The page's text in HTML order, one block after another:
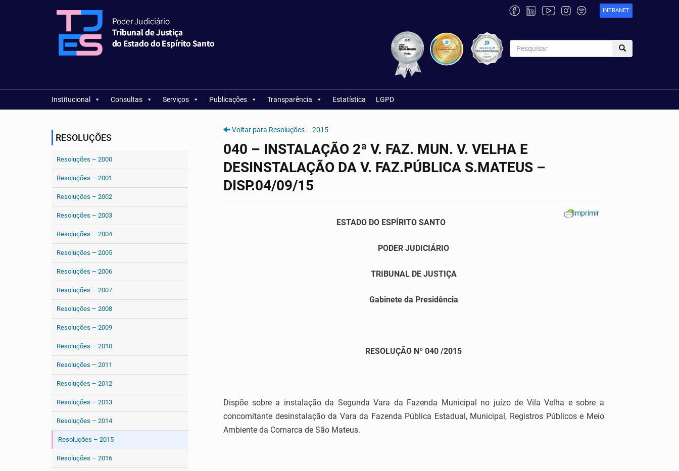
INTRANET
Institucional Consultas Serviços Publicações Transparência Estatística LGPD
RESOLUÇÕES
Resoluções – 2000
Resoluções – 2001
Resoluções – 2002
Resoluções – 2003
Resoluções – 2004
Resoluções – 2005
Resoluções – 2006
Resoluções – 2007
Resoluções – 2008
Resoluções – 2009
Resoluções – 2010
Resoluções – 2011
Resoluções – 2012
Resoluções – 2013
Resoluções – 2014
Resoluções – 2015
Resoluções – 2016
Voltar para Resoluções – 2015
040 – INSTALAÇÃO 2ª V. FAZ. MUN. V. VELHA E
DESINSTALAÇÃO DA V. FAZ.PÚBLICA S.MATEUS –
DISP.04/09/15
Imprimir
ESTADO DO ESPÍRITO SANTO
PODER JUDICIÁRIO
TRIBUNAL DE JUSTIÇA
Gabinete da Presidência
RESOLUÇÃO Nº040 /2015
Dispõe sobre a instalação da Segunda Vara da Fazenda Municipal no juízo de Vila Velha e sobre a
concomitante desinstalação da Vara da Fazenda Pública Estadual, Municipal, Registros Públicos e Meio
Ambiente da Comarca de São Mateus.